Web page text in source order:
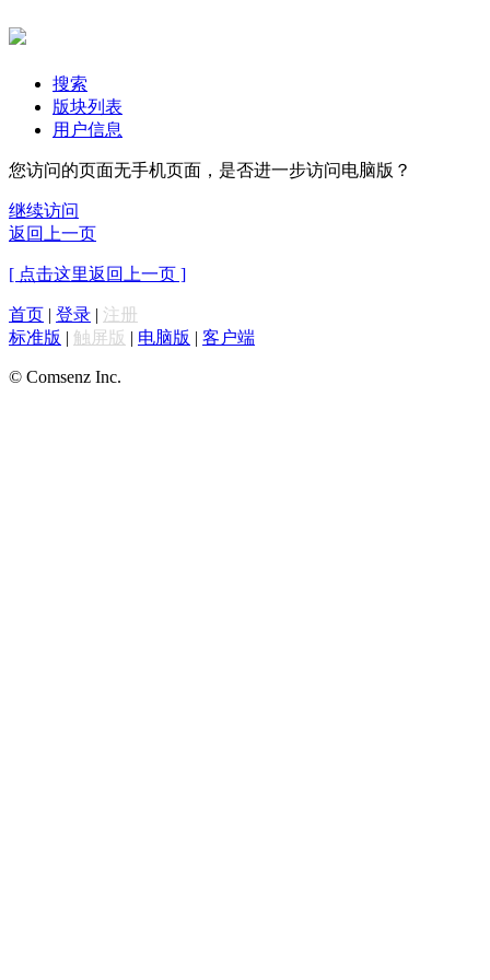
搜索
版块列表
用户信息
您访问的页面无手机页面，是否进一步访问电脑版？
继续访问
返回上一页
[ 点击这里返回上一页 ]
首页 | 登录 | 注册
标准版 | 触屏版 | 电脑版 | 客户端
© Comsenz Inc.